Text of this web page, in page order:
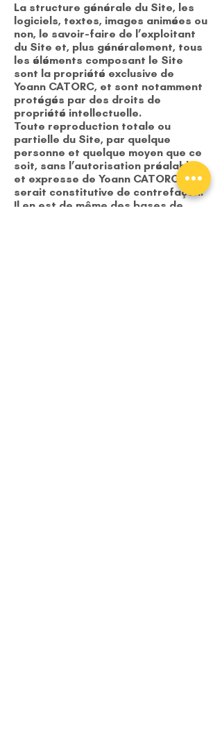
La structure générale du Site, les
logiciels, textes, images animées ou
non, le savoir-faire de l’exploitant
du Site et, plus généralement, tous
les éléments composant le Site
sont la propriété exclusive de
Yoann CATORC, et sont notamment
protégés par des droits de
propriété intellectuelle.
Toute reproduction totale ou
partielle du Site, par quelque
personne et quelque moyen que ce
soit, sans l’autorisation préalable
et expresse de Yoann CATORC
serait constitutive de contrefaçon.
Il en est de même des bases de